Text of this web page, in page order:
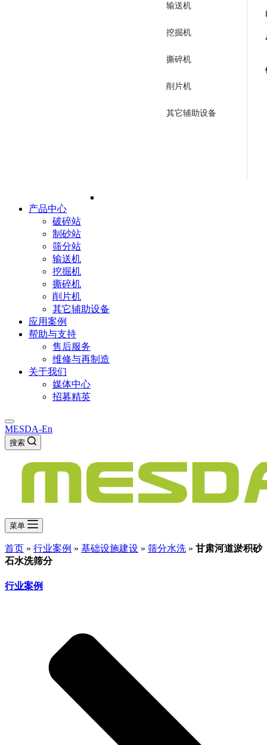
输送机
挖掘机
撕碎机
削片机
其它辅助设备
产品中心
破碎站
制砂站
筛分站
输送机
挖掘机
撕碎机
削片机
其它辅助设备
应用案例
帮助与支持
售后服务
维修与再制造
关于我们
媒体中心
招募精英
MESDA-En
搜索
菜单
首页 » 行业案例 » 基础设施建设 » 筛分水洗 » 甘肃河道淤积砂
石水洗筛分
行业案例